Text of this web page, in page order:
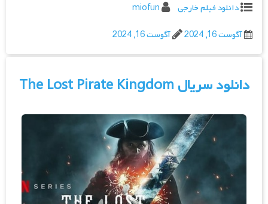
دانلود فیلم خارجی
miofun
آگوست 16, 2024
آگوست 16, 2024
دانلود سریال The Lost Pirate Kingdom